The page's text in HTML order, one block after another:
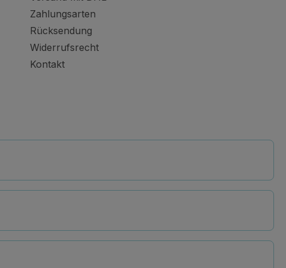
Zahlungsarten
Rücksendung
Widerrufsrecht
Kontakt